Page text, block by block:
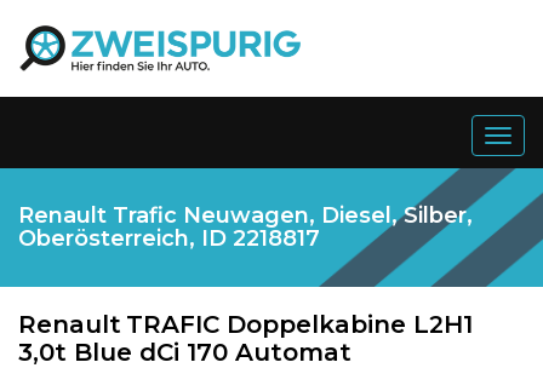
Renault Trafic Neuwagen, Diesel, Silber,
Oberösterreich, ID 2218817
Renault TRAFIC Doppelkabine L2H1
3,0t Blue dCi 170 Automat